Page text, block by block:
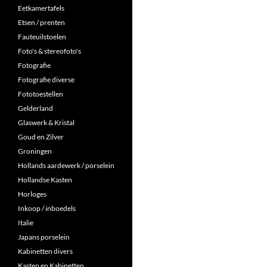
Eetkamertafels
Etsen / prenten
Fauteuilstoelen
Foto's & stereofoto's
Fotografie
Fotografie diverse
Fototoestellen
Gelderland
Glaswerk & Kristal
Goud en Zilver
Groningen
Hollands aardewerk / porselein
Hollandse Kasten
Horloges
Inkoop / inboedels
Italie
Japans porselein
Kabinetten divers